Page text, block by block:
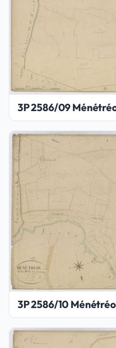
3P 2586/09
3P 2586/10